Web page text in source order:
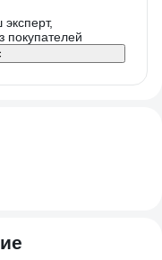
покупателей